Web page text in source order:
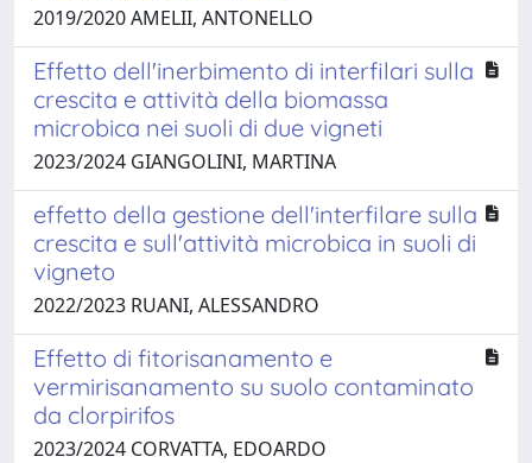
2019/2020 AMELII, ANTONELLO
Effetto dell'inerbimento di interfilari sulla
crescita e attività della biomassa
microbica nei suoli di due vigneti
2023/2024 GIANGOLINI, MARTINA
effetto della gestione dell'interfilare sulla
crescita e sull'attività microbica in suoli di
vigneto
2022/2023 RUANI, ALESSANDRO
Effetto di fitorisanamento e
vermirisanamento su suolo contaminato
da clorpirifos
2023/2024 CORVATTA, EDOARDO